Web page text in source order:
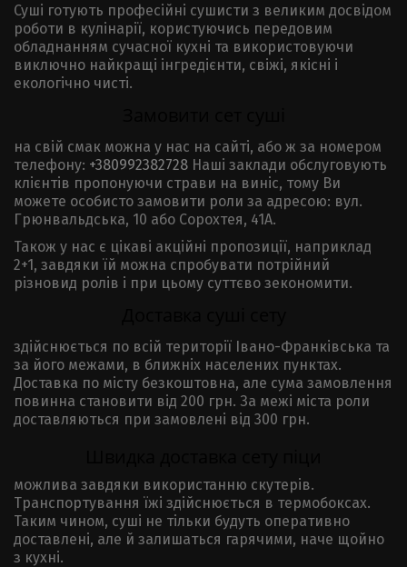
Суші готують професійні сушисти з великим досвідом
роботи в кулінарії, користуючись передовим
обладнанням сучасної кухні та використовуючи
виключно найкращі інгредієнти, свіжі, якісні і
екологічно чисті.
на свій смак можна у нас на сайті, або ж за номером
телефону: +380992382728 Наші заклади обслуговують
клієнтів пропонуючи страви на виніс, тому Ви
можете особисто замовити роли за адресою: вул.
Грюнвальдська, 10 або Сорохтея, 41А.
Також у нас є цікаві акційні пропозиції, наприклад
2+1, завдяки їй можна спробувати потрійний
різновид ролів і при цьому суттєво зекономити.
здійснюється по всій території Івано-Франківська та
за його межами, в ближніх населених пунктах.
Доставка по місту безкоштовна, але сума замовлення
повинна становити від 200 грн. За межі міста роли
доставляються при замовлені від 300 грн.
можлива завдяки використанню скутерів.
Транспортування їжі здійснюється в термобоксах.
Таким чином, суші не тільки будуть оперативно
доставлені, але й залишаться гарячими, наче щойно
з кухні.